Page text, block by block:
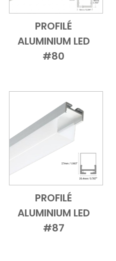
Add to CartVue d'ensemble
PROFILÉ
ALUMINIUM LED
#80
Add to CartVue d'ensemble
PROFILÉ
ALUMINIUM LED
#87